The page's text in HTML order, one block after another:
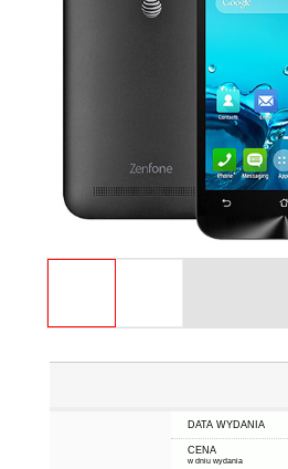
DATA WYDANIA
CENA
w dniu wydania